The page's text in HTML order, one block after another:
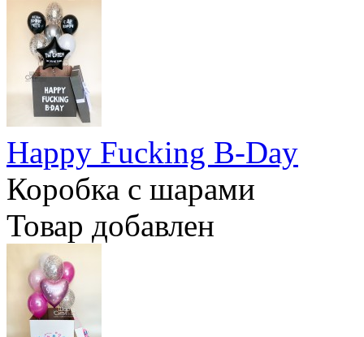
Happy Fucking B-Day
Коробка с шарами
Товар добавлен